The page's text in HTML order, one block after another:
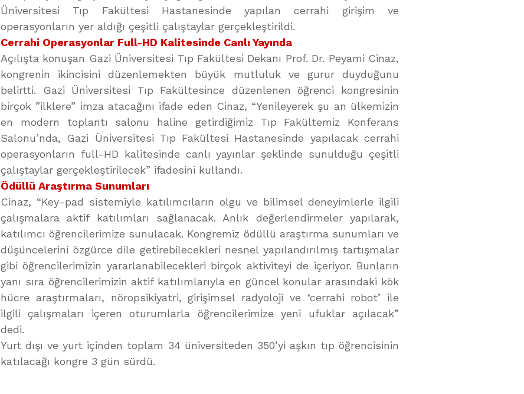
Üniversitesi Tıp Fakültesi Hastanesinde yapılan cerrahi girişim ve
operasyonların yer aldığı çeşitli çalıştaylar gerçekleştirildi.
Cerrahi Operasyonlar Full-HD Kalitesinde Canlı Yayında
Açılışta konuşan Gazi Üniversitesi Tıp Fakültesi Dekanı Prof. Dr. Peyami Cinaz,
kongrenin ikincisini düzenlemekten büyük mutluluk ve gurur duyduğunu
belirtti. Gazi Üniversitesi Tıp Fakültesince düzenlenen öğrenci kongresinin
birçok ”ilklere” imza atacağını ifade eden Cinaz, “Yenileyerek şu an ülkemizin
en modern toplantı salonu haline getirdiğimiz Tıp Fakültemiz Konferans
Salonu’nda, Gazi Üniversitesi Tıp Fakültesi Hastanesinde yapılacak cerrahi
operasyonların full-HD kalitesinde canlı yayınlar şeklinde sunulduğu çeşitli
çalıştaylar gerçekleştirilecek” ifadesini kullandı.
Ödüllü Araştırma Sunumları
Cinaz, “Key-pad sistemiyle katılımcıların olgu ve bilimsel deneyimlerle ilgili
çalışmalara aktif katılımları sağlanacak. Anlık değerlendirmeler yapılarak,
katılımcı öğrencilerimize sunulacak. Kongremiz ödüllü araştırma sunumları ve
düşüncelerini özgürce dile getirebilecekleri nesnel yapılandırılmış tartışmalar
gibi öğrencilerimizin yararlanabilecekleri birçok aktiviteyi de içeriyor. Bunların
yanı sıra öğrencilerimizin aktif katılımlarıyla en güncel konular arasındaki kök
hücre araştırmaları, nöropsikiyatri, girişimsel radyoloji ve ‘cerrahi robot’ ile
ilgili çalışmaları içeren oturumlarla öğrencilerimize yeni ufuklar açılacak”
dedi.
Yurt dışı ve yurt içinden toplam 34 üniversiteden 350’yi aşkın tıp öğrencisinin
katılacağı kongre 3 gün sürdü.